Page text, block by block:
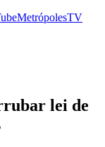
MetrópolesTV
lei de